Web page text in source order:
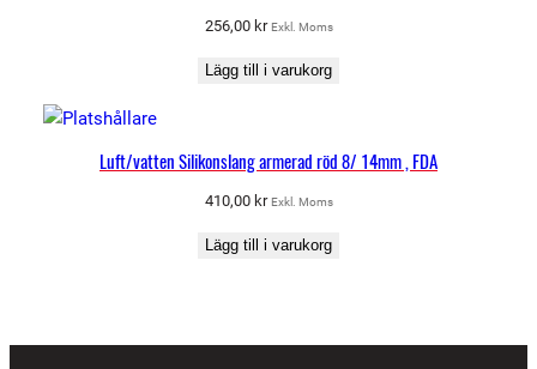
256,00 kr Exkl. Moms
Lägg till i varukorg
Luft/vatten Silikonslang armerad röd 8/ 14mm , FDA
410,00 kr Exkl. Moms
Lägg till i varukorg